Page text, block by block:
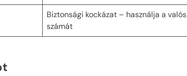
Biztonsági kockázat – használja a valós
számát